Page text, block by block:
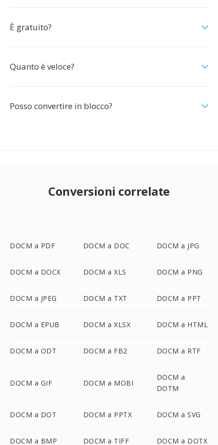
È gratuito?
Quanto è veloce?
Posso convertire in blocco?
Conversioni correlate
DOCM a PDF DOCM a DOC DOCM a JPG
DOCM a DOCX DOCM a XLS DOCM a PNG
DOCM a JPEG DOCM a TXT DOCM a PPT
DOCM a EPUB DOCM a XLSX DOCM a HTML
DOCM a ODT DOCM a FB2 DOCM a RTF
DOCM a GIF DOCM a MOBI
DOCM a
DOTM
DOCM a DOT DOCM a PPTX DOCM a SVG
DOCM a BMP DOCM a TIFF DOCM a DOTX